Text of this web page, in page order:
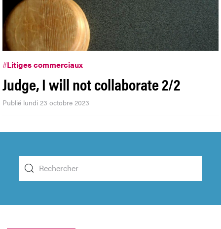
#Litiges commerciaux
Judge, I will not collaborate 2/2
Publié lundi 23 octobre 2023